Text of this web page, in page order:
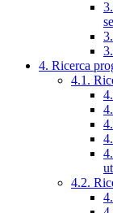
4. Ricerca
4.1.
4.2.